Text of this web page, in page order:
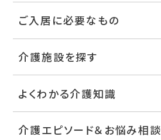
ご入居に必要なもの
介護施設を探す
よくわかる介護知識
介護エピソード＆お悩み相談